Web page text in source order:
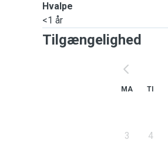
Hvalpe
<1 år
Tilgængelighed
MA TI
3 4